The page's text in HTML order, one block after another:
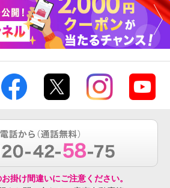
掛け間違いにご注意ください。